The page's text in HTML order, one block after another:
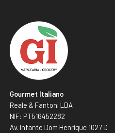
Gourmet Italiano
Reale & Fantoni LDA
NIF: PT516452282
Av. Infante Dom Henrique 1027 D